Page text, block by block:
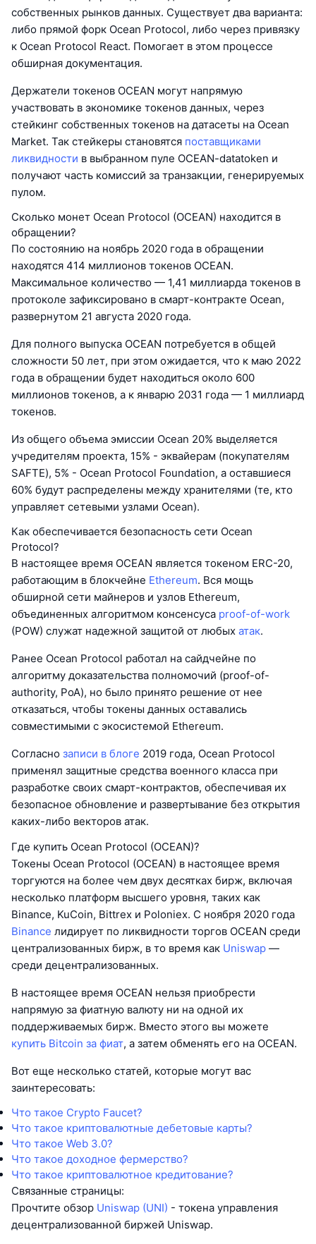
собственных рынков данных. Существует два варианта:
либо прямой форк Ocean Protocol, либо через привязку
к Ocean Protocol React. Помогает в этом процессе
обширная документация.
Держатели токенов OCEAN могут напрямую
участвовать в экономике токенов данных, через
стейкинг собственных токенов на датасеты на Ocean
Market. Так стейкеры становятся поставщиками
ликвидности в выбранном пуле OCEAN-datatoken и
получают часть комиссий за транзакции, генерируемых
пулом.
Сколько монет Ocean Protocol (OCEAN) находится в
обращении?
По состоянию на ноябрь 2020 года в обращении
находятся 414 миллионов токенов OCEAN.
Максимальное количество — 1,41 миллиарда токенов в
протоколе зафиксировано в смарт-контракте Ocean,
развернутом 21 августа 2020 года.
Для полного выпуска OCEAN потребуется в общей
сложности 50 лет, при этом ожидается, что к маю 2022
года в обращении будет находиться около 600
миллионов токенов, а к январю 2031 года — 1 миллиард
токенов.
Из общего объема эмиссии Ocean 20% выделяется
учредителям проекта, 15% - эквайерам (покупателям
SAFTE), 5% - Ocean Protocol Foundation, а оставшиеся
60% будут распределены между хранителями (те, кто
управляет сетевыми узлами Ocean).
Как обеспечивается безопасность сети Ocean
Protocol?
В настоящее время OCEAN является токеном ERC-20,
работающим в блокчейне Ethereum. Вся мощь
обширной сети майнеров и узлов Ethereum,
объединенных алгоритмом консенсуса proof-of-work
(POW) служат надежной защитой от любых атак.
Ранее Ocean Protocol работал на сайдчейне по
алгоритму доказательства полномочий (proof-of-
authority, PoA), но было принято решение от нее
отказаться, чтобы токены данных оставались
совместимыми с экосистемой Ethereum.
Согласно записи в блоге 2019 года, Ocean Protocol
применял защитные средства военного класса при
разработке своих смарт-контрактов, обеспечивая их
безопасное обновление и развертывание без открытия
каких-либо векторов атак.
Где купить Ocean Protocol (OCEAN)?
Токены Ocean Protocol (OCEAN) в настоящее время
торгуются на более чем двух десятках бирж, включая
несколько платформ высшего уровня, таких как
Binance, KuCoin, Bittrex и Poloniex. С ноября 2020 года
Binance лидирует по ликвидности торгов OCEAN среди
централизованных бирж, в то время как Uniswap —
среди децентрализованных.
В настоящее время OCEAN нельзя приобрести
напрямую за фиатную валюту ни на одной их
поддерживаемых бирж. Вместо этого вы можете
купить Bitcoin за фиат, а затем обменять его на OCEAN.
Вот еще несколько статей, которые могут вас
заинтересовать:
Что такое Crypto Faucet?
Что такое криптовалютные дебетовые карты?
Что такое Web 3.0?
Что такое доходное фермерство?
Что такое криптовалютное кредитование?
Связанные страницы:
Прочтите обзор Uniswap (UNI) - токена управления
децентрализованной биржей Uniswap.